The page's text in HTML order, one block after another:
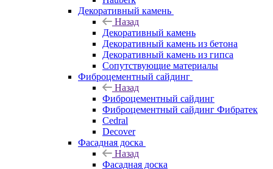
Декоративный камень
Назад
Декоративный камень
Декоративный камень из бетона
Декоративный камень из гипса
Сопутствующие материалы
Фиброцементный сайдинг
Назад
Фиброцементный сайдинг
Фиброцементный сайдинг Фибратек
Cedral
Decover
Фасадная доска
Назад
Фасадная доска